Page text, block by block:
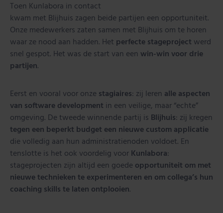
Toen Kunlabora in contact
kwam met Blijhuis zagen beide partijen een opportuniteit.
Onze medewerkers zaten samen met Blijhuis om te horen
waar ze nood aan hadden. Het perfecte stageproject werd
snel gespot. Het was de start van een win-win voor drie
partijen.
Eerst en vooral voor onze stagiaires: zij leren alle aspecten
van software development in een veilige, maar “echte”
omgeving. De tweede winnende partij is Blijhuis: zij kregen
tegen een beperkt budget een nieuwe custom applicatie
die volledig aan hun administratienoden voldoet. En
tenslotte is het ook voordelig voor Kunlabora:
stageprojecten zijn altijd een goede opportuniteit om met
nieuwe technieken te experimenteren en om collega’s hun
coaching skills te laten ontplooien.